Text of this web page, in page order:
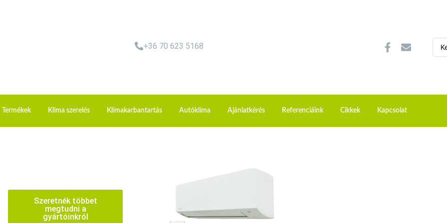
+36 70 623 5168
Termékek Klíma szerelés Klímakarbantartás Autóklíma Ajánlatkérés Referenciáink Cikkek Kapcsolat
Szeretnék többet
megtudni a
gyártóinkról